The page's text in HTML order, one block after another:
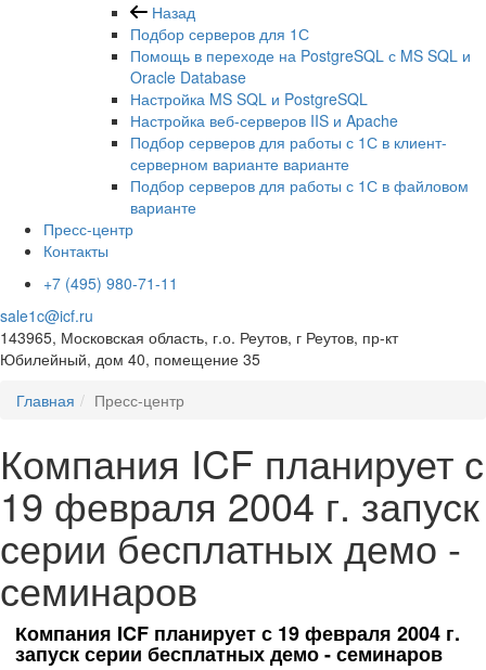
Назад
Подбор серверов для 1С
Помощь в переходе на PostgreSQL с MS SQL и
Oracle Database
Настройка MS SQL и PostgreSQL
Настройка веб-серверов IIS и Apache
Подбор серверов для работы с 1С в клиент-
серверном варианте варианте
Подбор серверов для работы с 1С в файловом
варианте
Пресс-центр
Контакты
+7 (495) 980-71-11
sale1c@icf.ru
143965, Московская область, г.о. Реутов, г Реутов, пр-кт
Юбилейный, дом 40, помещение 35
Главная
Пресс-центр
Компания ICF планирует с
19 февраля 2004 г. запуск
серии бесплатных демо -
семинаров
Компания ICF планирует с 19 февраля 2004 г.
запуск серии бесплатных демо - семинаров